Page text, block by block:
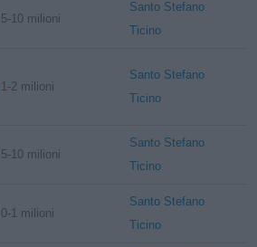
5-10 milioni
Santo Stefano
Ticino
1-2 milioni
Santo Stefano
Ticino
5-10 milioni
Santo Stefano
Ticino
0-1 milioni
Santo Stefano
Ticino